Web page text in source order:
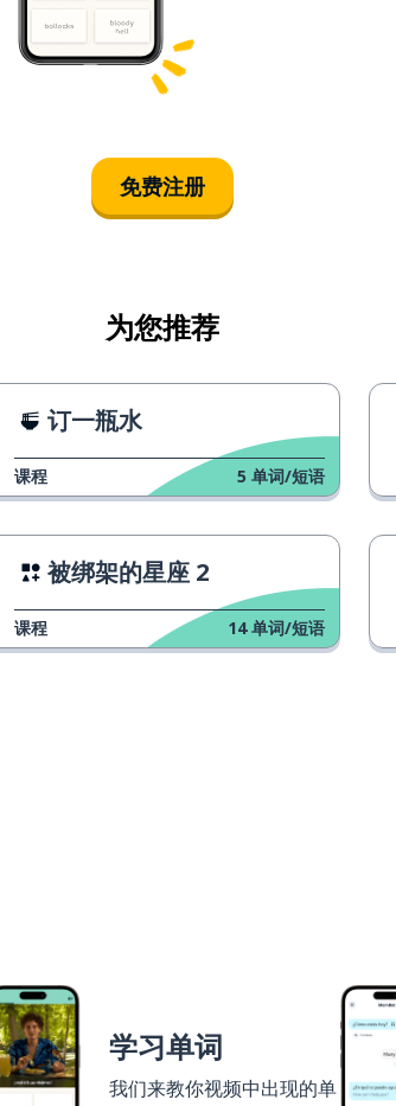
免费注册
为您推荐
订一瓶水
课程 5 单词/短语
被绑架的星座 2
课程 14 单词/短语
学习单词
我们来教你视频中出现的单